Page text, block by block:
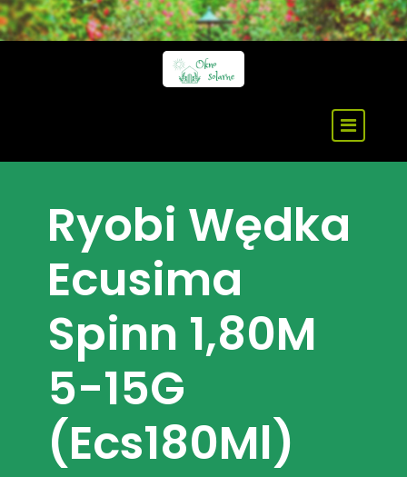
Skip
to
Ryobi Wędka
Ecusima
Spinn 1,80M
5-15G
(Ecs180Ml)